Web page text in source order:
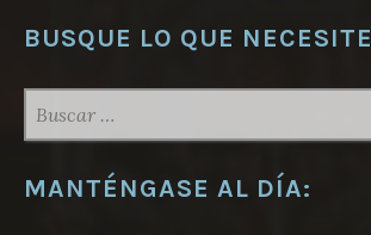
BUSQUE LO QUE NECESITE
MANTÉNGASE AL DÍA: